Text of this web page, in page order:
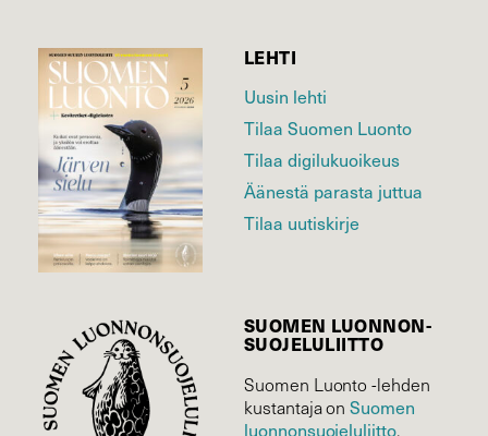
LEHTI
Uusin lehti
Tilaa Suomen Luonto
Tilaa digilukuoikeus
Äänestä parasta juttua
Tilaa uutiskirje
SUOMEN LUONNON­
SUOJELU­LIITTO
Suomen Luonto -lehden
kustantaja onSuomen
luonnonsuojelu­liitto.